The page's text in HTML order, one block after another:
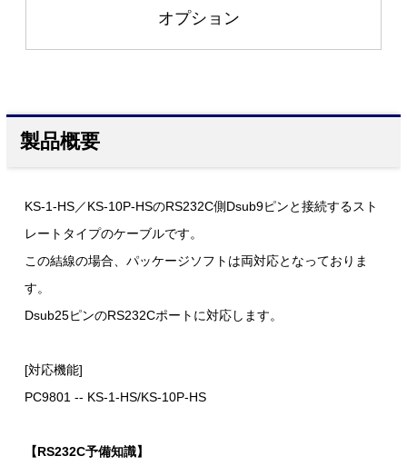
オプション
製品概要
KS-1-HS／KS-10P-HSのRS232C側Dsub9ピンと接続するスト
レートタイプのケーブルです。
この結線の場合、パッケージソフトは両対応となっておりま
す。
Dsub25ピンのRS232Cポートに対応します。
[対応機能]
PC9801 -- KS-1-HS/KS-10P-HS
【RS232C予備知識】